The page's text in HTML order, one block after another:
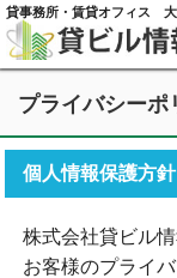
貸事務所・賃貸オフィス
プライバシーポ
個人情報保護方針
株式会社貸ビル
お客様のプライ